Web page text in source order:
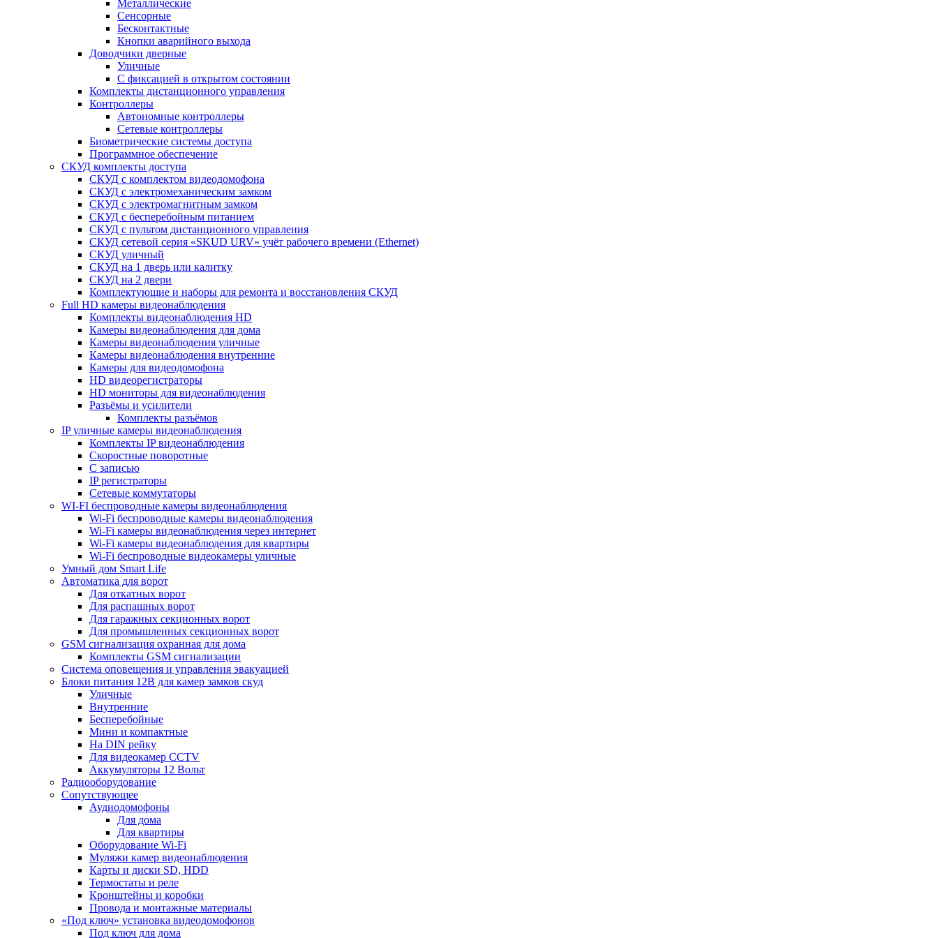
Металлические
Сенсорные
Бесконтактные
Кнопки аварийного выхода
Доводчики дверные
Уличные
С фиксацией в открытом состоянии
Комплекты дистанционного управления
Контроллеры
Автономные контроллеры
Сетевые контроллеры
Биометрические системы доступа
Программное обеспечение
СКУД комплекты доступа
СКУД с комплектом видеодомофона
СКУД с электромеханическим замком
СКУД с электромагнитным замком
СКУД с бесперебойным питанием
СКУД с пультом дистанционного управления
СКУД сетевой серия «SKUD URV» учёт рабочего времени (Ethernet)
СКУД уличный
СКУД на 1 дверь или калитку
СКУД на 2 двери
Комплектующие и наборы для ремонта и восстановления СКУД
Full HD камеры видеонаблюдения
Комплекты видеонаблюдения HD
Камеры видеонаблюдения для дома
Камеры видеонаблюдения уличные
Камеры видеонаблюдения внутренние
Камеры для видеодомофона
HD видеорегистраторы
HD мониторы для видеонаблюдения
Разъёмы и усилители
Комплекты разъёмов
IP уличные камеры видеонаблюдения
Комплекты IP видеонаблюдения
Скоростные поворотные
С записью
IP регистраторы
Сетевые коммутаторы
WI-FI беспроводные камеры видеонаблюдения
Wi-Fi беспроводные камеры видеонаблюдения
Wi-Fi камеры видеонаблюдения через интернет
Wi-Fi камеры видеонаблюдения для квартиры
Wi-Fi беспроводные видеокамеры уличные
Умный дом Smart Life
Автоматика для ворот
Для откатных ворот
Для распашных ворот
Для гаражных секционных ворот
Для промышленных секционных ворот
GSM сигнализация охранная для дома
Комплекты GSM сигнализации
Cистема оповещения и управления эвакуацией
Блоки питания 12В для камер замков скуд
Уличные
Внутренние
Бесперебойные
Мини и компактные
На DIN рейку
Для видеокамер CCTV
Аккумуляторы 12 Вольт
Радиооборудование
Сопутствующее
Аудиодомофоны
Для дома
Для квартиры
Оборудование Wi-Fi
Муляжи камер видеонаблюдения
Карты и диски SD, HDD
Термостаты и реле
Кронштейны и коробки
Провода и монтажные материалы
«Под ключ» установка видеодомофонов
Под ключ для дома